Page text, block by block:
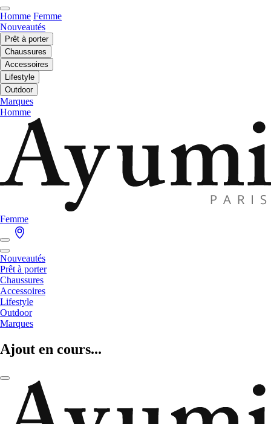
Homme Femme
Nouveautés
Prêt à porter
Chaussures
Accessoires
Lifestyle
Outdoor
Marques
Homme
Femme
Nouveautés
Prêt à porter
Chaussures
Accessoires
Lifestyle
Outdoor
Marques
Ajout en cours...